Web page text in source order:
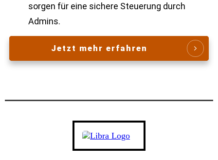
sorgen für eine sichere Steuerung durch
Admins.
Jetzt mehr erfahren